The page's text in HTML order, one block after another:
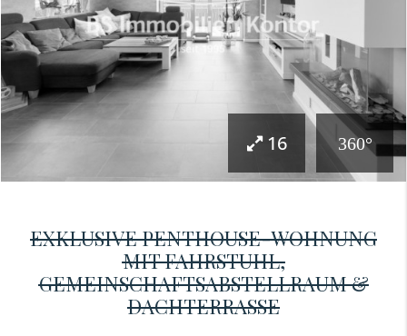
16 360°
EXKLUSIVE PENTHOUSE-WOHNUNG
MIT FAHRSTUHL,
GEMEINSCHAFTSABSTELLRAUM &
DACHTERRASSE